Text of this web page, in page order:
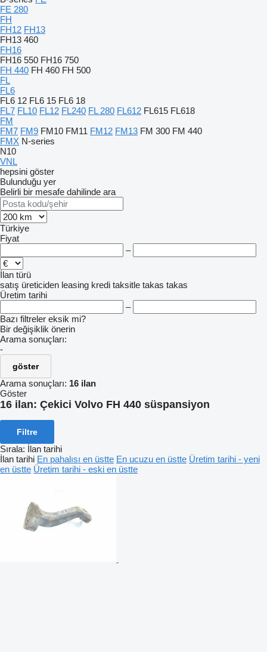
FE 280
FH
FH12 FH13
FH13 460
FH16
FH16 550 FH16 750
FH 440 FH 460 FH 500
FL
FL6
FL6 12 FL6 15 FL6 18
FL7 FL10 FL12 FL240 FL 280 FL612 FL615 FL618
FM
FM7 FM9 FM10 FM11 FM12 FM13 FM 300 FM 440
FMX N-series
N10
VNL
hepsini göster
Bulunduğu yer
Belirli bir mesafe dahilinde ara
Türkiye
Fiyat
–
İlan türü
satış üreticiden leasing kredi taksitle takas takas
Üretim tarihi
–
Bazı filtreler eksik mi?
Bir değişiklik önerin
Arama sonuçları:
-
göster
Arama sonuçları: 16 ilan
Göster
16 ilan: Çekici Volvo FH 440 süspansiyon
Filtre
Sırala: İlan tarihi
İlan tarihi En pahalısı en üstte En ucuzu en üstte Üretim tarihi - yeni
en üstte Üretim tarihi - eski en üstte